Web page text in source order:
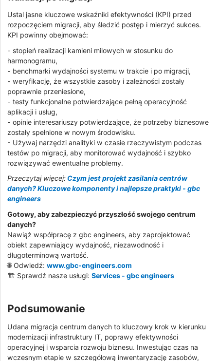
Ustal jasne kluczowe wskaźniki efektywności (KPI) przed
rozpoczęciem migracji, aby śledzić postęp i mierzyć sukces.
KPI powinny obejmować:
- stopień realizacji kamieni milowych w stosunku do
harmonogramu,
- benchmarki wydajności systemu w trakcie i po migracji,
- weryfikację, że wszystkie zasoby i zależności zostały
poprawnie przeniesione,
- testy funkcjonalne potwierdzające pełną operacyjność
aplikacji i usług,
- opinie interesariuszy potwierdzające, że potrzeby biznesowe
zostały spełnione w nowym środowisku.
- Używaj narzędzi analityki w czasie rzeczywistym podczas
testów po migracji, aby monitorować wydajność i szybko
rozwiązywać ewentualne problemy.
Przeczytaj więcej: Czym jest projekt zasilania centrów
danych? Kluczowe komponenty i najlepsze praktyki - gbc
engineers
Gotowy, aby zabezpieczyć przyszłość swojego centrum
danych?
Nawiąż współpracę z gbc engineers, aby zaprojektować
obiekt zapewniający wydajność, niezawodność i
długoterminową wartość.
🌐 Odwiedź: www.gbc-engineers.com
🏗️ Sprawdź nasze usługi: Services - gbc engineers
Podsumowanie
Udana migracja centrum danych to kluczowy krok w kierunku
modernizacji infrastruktury IT, poprawy efektywności
operacyjnej i wsparcia rozwoju biznesu. Inwestując czas na
wczesnym etapie w szczegółową inwentaryzację zasobów,